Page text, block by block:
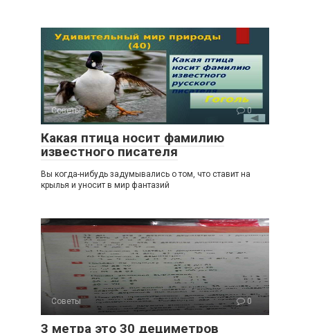
Советы 0
Какая птица носит фамилию
известного писателя
Вы когда-нибудь задумывались о том, что ставит на
крылья и уносит в мир фантазий
Советы 0
3 метра это 30 дециметров